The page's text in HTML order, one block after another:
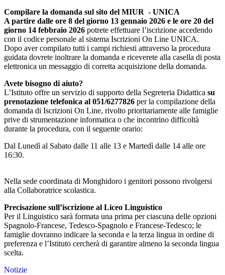
Compilare la domanda sul sito del MIUR - UNICA
A partire dalle ore 8 del giorno 13 gennaio 2026 e le ore 20 del
giorno 14 febbraio 2026 potrete effettuare l’iscrizione accedendo
con il codice personale al sistema Iscrizioni On Line UNICA.
Dopo aver compilato tutti i campi richiesti attraverso la procedura
guidata dovrete inoltrare la domanda e riceverete alla casella di posta
elettronica un messaggio di corretta acquisizione della domanda.
Avete bisogno di aiuto?
L’Istituto offre un servizio di supporto della Segreteria Didattica su
prenotazione telefonica al 051/6277826 per la compilazione della
domanda di Iscrizioni On Line, rivolto prioritariamente alle famiglie
prive di strumentazione informatica o che incontrino difficoltà
durante la procedura, con il seguente orario:
Dal Lunedì al Sabato dalle 11 alle 13 e Martedì dalle 14 alle ore
16:30.
Nella sede coordinata di Monghidoro i genitori possono rivolgersi
alla Collaboratrice scolastica.
Precisazione sull’iscrizione al Liceo Linguistico
Per il Linguistico sarà formata una prima per ciascuna delle opzioni
Spagnolo-Francese, Tedesco-Spagnolo e Francese-Tedesco; le
famiglie dovranno indicare la seconda e la terza lingua in ordine di
preferenza e l’Istituto cercherà di garantire almeno la seconda lingua
scelta.
Notizie